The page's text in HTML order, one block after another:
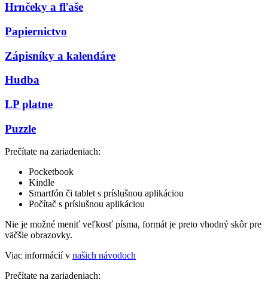
Hrnčeky a fľaše
Papiernictvo
Zápisníky a kalendáre
Hudba
LP platne
Puzzle
Prečítate na zariadeniach:
Pocketbook
Kindle
Smartfón či tablet s príslušnou aplikáciou
Počítač s príslušnou aplikáciou
Nie je možné meniť veľkosť písma, formát je preto vhodný skôr pre
väčšie obrazovky.
Viac informácií v našich návodoch
Prečítate na zariadeniach: